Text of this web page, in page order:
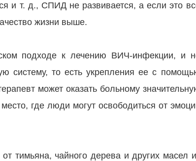
и т. д., СПИД не развивается, а если это
жизни выше.
подходе к лечению ВИЧ-инфекции, и
систему, то есть укрепления ее с
может оказать больному
где люди могут освободиться от
тимьяна, чайного дерева и других масел